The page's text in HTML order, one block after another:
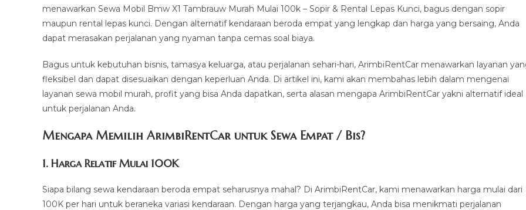
menawarkan Sewa Mobil Bmw X1 Tambrauw Murah Mulai 100k – Sopir & Rental Lepas Kunci, bagus dengan sopir
maupun rental lepas kunci. Dengan alternatif kendaraan beroda empat yang lengkap dan harga yang bersaing, Anda
dapat merasakan perjalanan yang nyaman tanpa cemas soal biaya.
Bagus untuk kebutuhan bisnis, tamasya keluarga, atau perjalanan sehari-hari, ArimbiRentCar menawarkan layanan
fleksibel dan dapat disesuaikan dengan keperluan Anda. Di artikel ini, kami akan membahas lebih dalam mengenai
layanan sewa mobil murah, profit yang bisa Anda dapatkan, serta alasan mengapa ArimbiRentCar yakni alternatif ideal
untuk perjalanan Anda.
Mengapa Memilih ArimbiRentCar untuk Sewa Empat / Bis?
1. Harga Relatif Mulai 100K
Siapa bilang sewa kendaraan beroda empat seharusnya mahal? Di ArimbiRentCar, kami menawarkan harga mulai dari
100K per hari untuk beraneka variasi kendaraan. Dengan harga yang terjangkau, Anda bisa menikmati perjalanan